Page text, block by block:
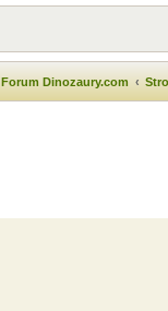
Forum Dinozaury.com